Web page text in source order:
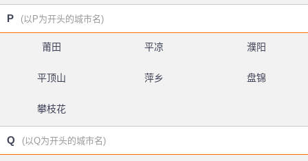
P (以P为开头的城市名)
莆田 平凉 濮阳
平顶山 萍乡 盘锦
攀枝花
Q (以Q为开头的城市名)